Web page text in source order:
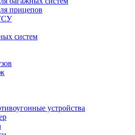
прицепов
систем
устройства